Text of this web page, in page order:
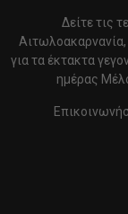
Δείτε τις
για τα έκτακτα
ημέρας